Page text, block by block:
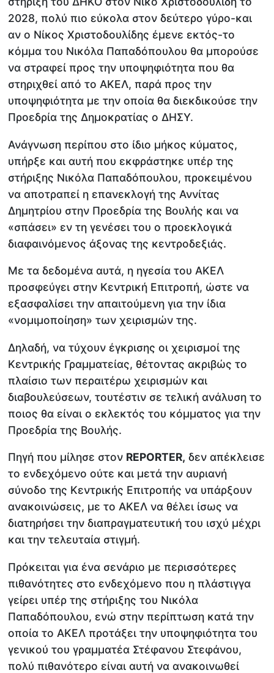
2028, πολύ πιο εύκολα στον δεύτερο γύρο-και
αν ο Νίκος Χριστοδουλίδης έμενε εκτός-το
κόμμα του Νικόλα Παπαδόπουλου θα μπορούσε
να στραφεί προς την υποψηφιότητα που θα
στηριχθεί από το ΑΚΕΛ, παρά προς την
υποψηφιότητα με την οποία θα διεκδικούσε την
Προεδρία της Δημοκρατίας ο ΔΗΣΥ.
Ανάγνωση περίπου στο ίδιο μήκος κύματος,
υπήρξε και αυτή που εκφράστηκε υπέρ της
στήριξης Νικόλα Παπαδόπουλου, προκειμένου
να αποτραπεί η επανεκλογή της Αννίτας
Δημητρίου στην Προεδρία της Βουλής και να
«σπάσει» εν τη γενέσει του ο προεκλογικά
διαφαινόμενος άξονας της κεντροδεξιάς.
Με τα δεδομένα αυτά, η ηγεσία του ΑΚΕΛ
προσφεύγει στην Κεντρική Επιτροπή, ώστε να
εξασφαλίσει την απαιτούμενη για την ίδια
«νομιμοποίηση» των χειρισμών της.
Δηλαδή, να τύχουν έγκρισης οι χειρισμοί της
Κεντρικής Γραμματείας, θέτοντας ακριβώς το
πλαίσιο των περαιτέρω χειρισμών και
διαβουλεύσεων, τουτέστιν σε τελική ανάλυση το
ποιος θα είναι ο εκλεκτός του κόμματος για την
Προεδρία της Βουλής.
Πηγή που μίλησε στον REPORTER, δεν απέκλεισε
το ενδεχόμενο ούτε και μετά την αυριανή
σύνοδο της Κεντρικής Επιτροπής να υπάρξουν
ανακοινώσεις, με το ΑΚΕΛ να θέλει ίσως να
διατηρήσει την διαπραγματευτική του ισχύ μέχρι
και την τελευταία στιγμή.
Πρόκειται για ένα σενάριο με περισσότερες
πιθανότητες στο ενδεχόμενο που η πλάστιγγα
γείρει υπέρ της στήριξης του Νικόλα
Παπαδόπουλου, ενώ στην περίπτωση κατά την
οποία το ΑΚΕΛ προτάξει την υποψηφιότητα του
γενικού του γραμματέα Στέφανου Στεφάνου,
πολύ πιθανότερο είναι αυτή να ανακοινωθεί